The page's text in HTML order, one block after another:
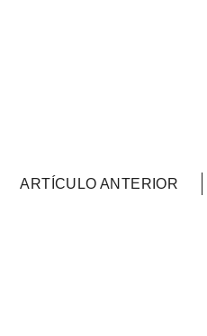
ARTÍCULO ANTERIOR